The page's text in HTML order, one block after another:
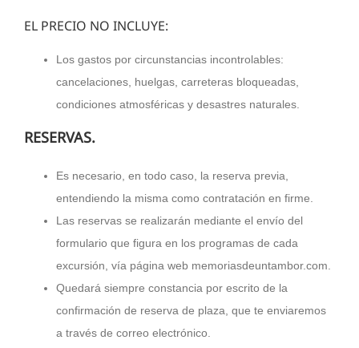
EL PRECIO NO INCLUYE:
Los gastos por circunstancias incontrolables:
cancelaciones, huelgas, carreteras bloqueadas,
condiciones atmosféricas y desastres naturales.
RESERVAS.
Es necesario, en todo caso, la reserva previa,
entendiendo la misma como contratación en firme.
Las reservas se realizarán mediante el envío del
formulario que figura en los programas de cada
excursión, vía página web memoriasdeuntambor.com.
Quedará siempre constancia por escrito de la
confirmación de reserva de plaza, que te enviaremos
a través de correo electrónico.